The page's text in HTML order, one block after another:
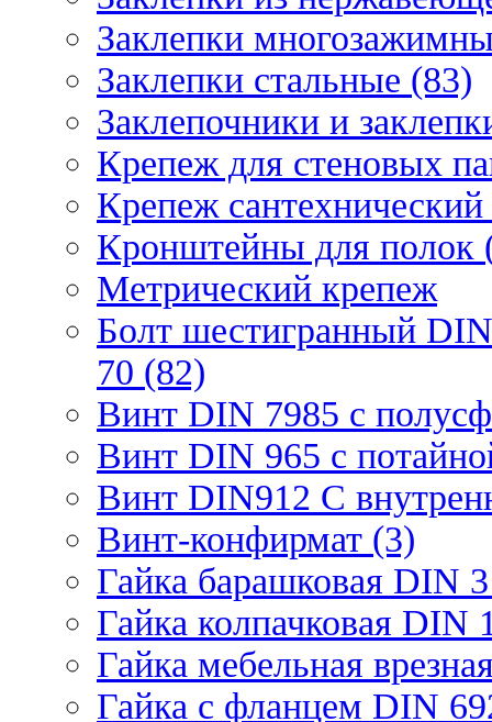
Заклепки
Заклепки стальные (83)
Заклепочники и
Крепеж для стеновых
Крепеж
Кронштейны для полок
Метрический крепеж
Болт шестигранный
70 (82)
Винт DIN 7985 с
Винт DIN 965 с
Винт DIN912 С
Винт-конфирмат (3)
Гайка барашковая DIN
Гайка колпачковая DIN
Гайка мебельная
Гайка с фланцем DIN